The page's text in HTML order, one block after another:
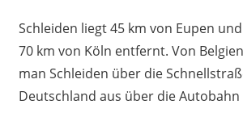
Schleiden liegt 45 km von Eupen
70 km von Köln entfernt. Von
man Schleiden über die
Deutschland aus über die Autobahn